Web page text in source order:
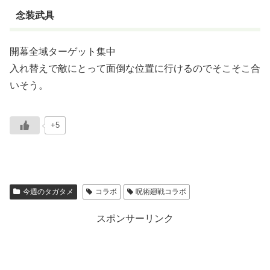
念装武具
開幕全域ターゲット集中
入れ替えで敵にとって面倒な位置に行けるのでそこそこ合
いそう。
+5
今週のタガタメ コラボ 呪術廻戦コラボ
スポンサーリンク